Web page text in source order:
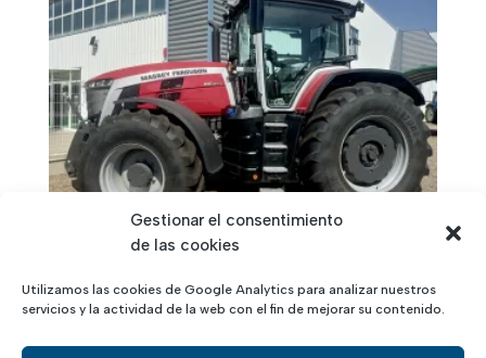
Gestionar el consentimiento
de las cookies
Utilizamos las cookies de Google Analytics para analizar nuestros
servicios y la actividad de la web con el fin de mejorar su contenido.
MASSEY FERGUSON 8S 245